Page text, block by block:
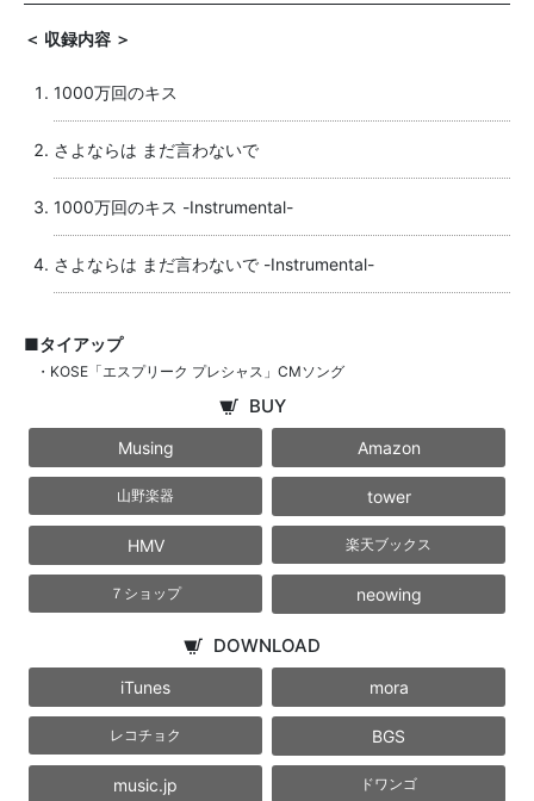
＜ 収録内容 ＞
1000万回のキス
さよならは まだ言わないで
1000万回のキス -Instrumental-
さよならは まだ言わないで -Instrumental-
■タイアップ
・KOSE「エスプリーク プレシャス」CMソング
BUY
Musing Amazon
山野楽器 tower
HMV 楽天ブックス
７ショップ neowing
DOWNLOAD
iTunes mora
レコチョク BGS
music.jp ドワンゴ